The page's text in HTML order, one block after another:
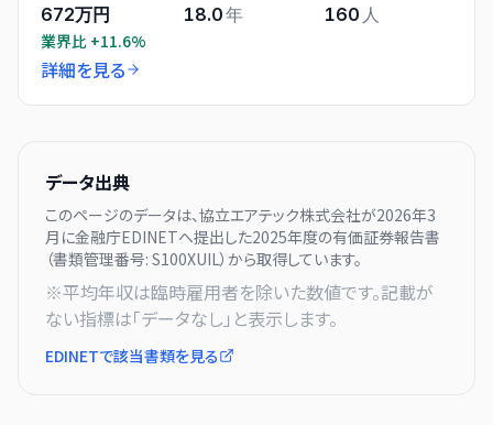
672万円
業界比 +11.6%
18.0年 160 人
詳細を見る
データ出典
このページのデータは、協立エアテック株式会社が2026年3
月に金融庁EDINETへ提出した2025年度の有価証券報告書
（書類管理番号: S100XUIL）から取得しています。
※平均年収は臨時雇用者を除いた数値です。記載が
ない指標は「データなし」と表示します。
EDINETで該当書類を見る